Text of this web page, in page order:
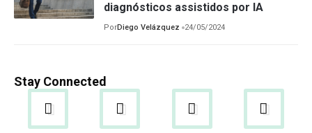
diagnósticos assistidos por IA
PorDiego Velázquez 24/05/2024
Stay Connected